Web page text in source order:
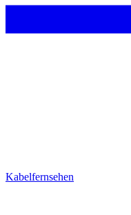
Kabelfernsehen